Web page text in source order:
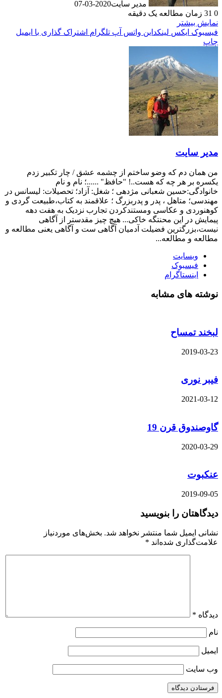
مدیر سایت2020-03-07
0
زمان مطالعه یک دقیقه
نمایش بیشتر
فیسبوک ایکس لینکداین واتس آپ تلگرام اشتراک گذاری با ایمیل
چاپ
مدیر سایت
من همان دم که وضو ساختم از چشمه عشق / چار تکبیر زدم
یکسره بر هر چه که هست..! "حافظ" ......؛ نام و نام
خانوادگی:حسین شعبانی مژدهی ؛ شغل: آزاد؛ تحصیلات: لیسانس در
مهندسی؛ متاهل ، پدر و پدربزرگ ؛ علاقمند به کتاب،طبیعت گردی و
کوهنوردی و عکاسی ومستندکردن تجارب نزدیک به هفت دهه
پیمایش در این محنتگه خاکی... هیچ چیز مقدستر از آگاهی
نیست،بزرگترین فضیلت آدمیان آگاهی ست و آگاهی یعنی مطالعه و
مطالعه و مطالعه...
وبسایت
فیسبوک
اینستاگرام
نوشته های مشابه
لبخند تمساح
2019-03-23
فیبر نوری
2021-03-12
گاوصندوق قرن 19
2020-03-29
عنکبوت
2019-09-05
دیدگاهتان را بنویسید
نشانی ایمیل شما منتشر نخواهد شد. بخش‌های موردنیاز
علامت‌گذاری شده‌اند *
دیدگاه *
نام
ایمیل
وب‌ سایت